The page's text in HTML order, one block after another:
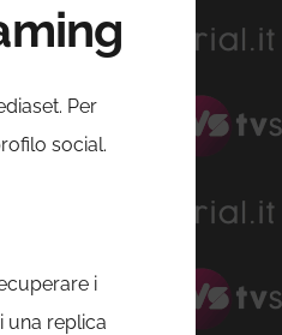
Per
social.
i
una replica